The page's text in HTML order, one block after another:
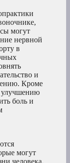
могут
нервной
в
и
Кроме
улучшению
боль и
могут